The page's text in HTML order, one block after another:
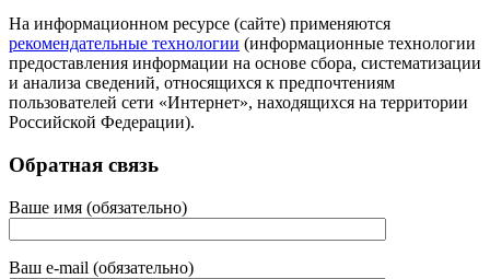
На информационном ресурсе (сайте) применяются
рекомендательные технологии (информационные технологии
предоставления информации на основе сбора, систематизации
и анализа сведений, относящихся к предпочтениям
пользователей сети «Интернет», находящихся на территории
Российской Федерации).
Обратная связь
Ваше имя (обязательно)
Ваш e-mail (обязательно)